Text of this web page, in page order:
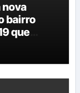
nova
bairro
que